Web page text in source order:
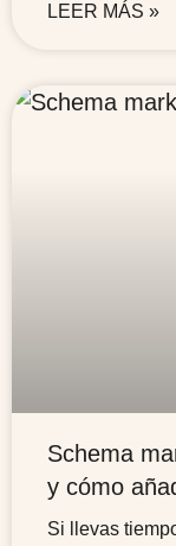
LEER MÁS »
Schema
y cómo
Si llevas